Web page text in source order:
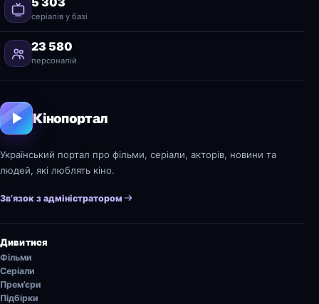
серіалів у базі
23 580
персоналій
Кінопортал
Український портал про фільми, серіали, акторів, новини та
людей, які люблять кіно.
Зв’язок з адміністратором
Дивитися
Фільми
Серіали
Прем’єри
Підбірки